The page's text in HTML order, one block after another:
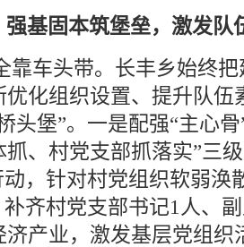
强基固本筑堡垒，激发队
靠车头带。长丰乡始终
化组织设置、提升队伍
头堡”。一是配强“主心
、村党支部抓落实”三
动，针对村党组织软弱涣
齐村党支部书记1人、
产业，激发基层党组织